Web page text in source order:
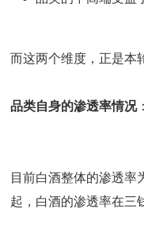
而这两个维度，正是本
品类自身的渗透率情况
目前白酒整体的渗透率
起，白酒的渗透率在三